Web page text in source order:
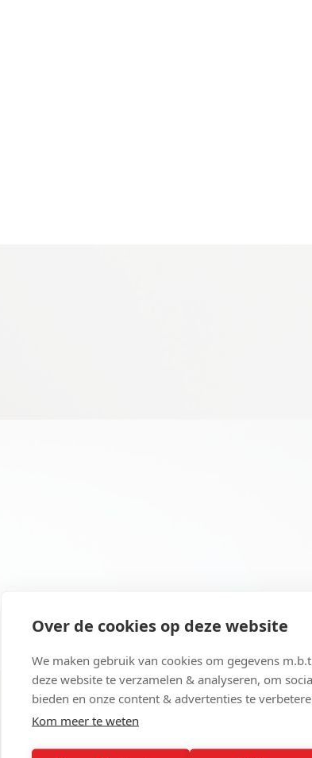
Over de cookies op deze website
We maken gebruik van cookies om gegevens
deze website te verzamelen & analyseren, om
bieden en onze content & advertenties te
Kom meer te weten